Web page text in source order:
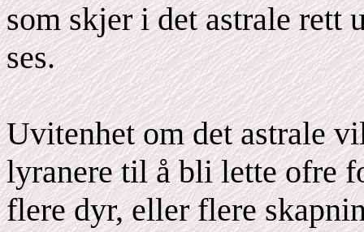
som skjer i det astrale rett
ses.
Uvitenhet om det astrale
lyranere til å bli lette ofre
flere dyr, eller flere